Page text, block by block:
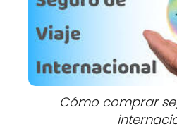
Cómo comprar